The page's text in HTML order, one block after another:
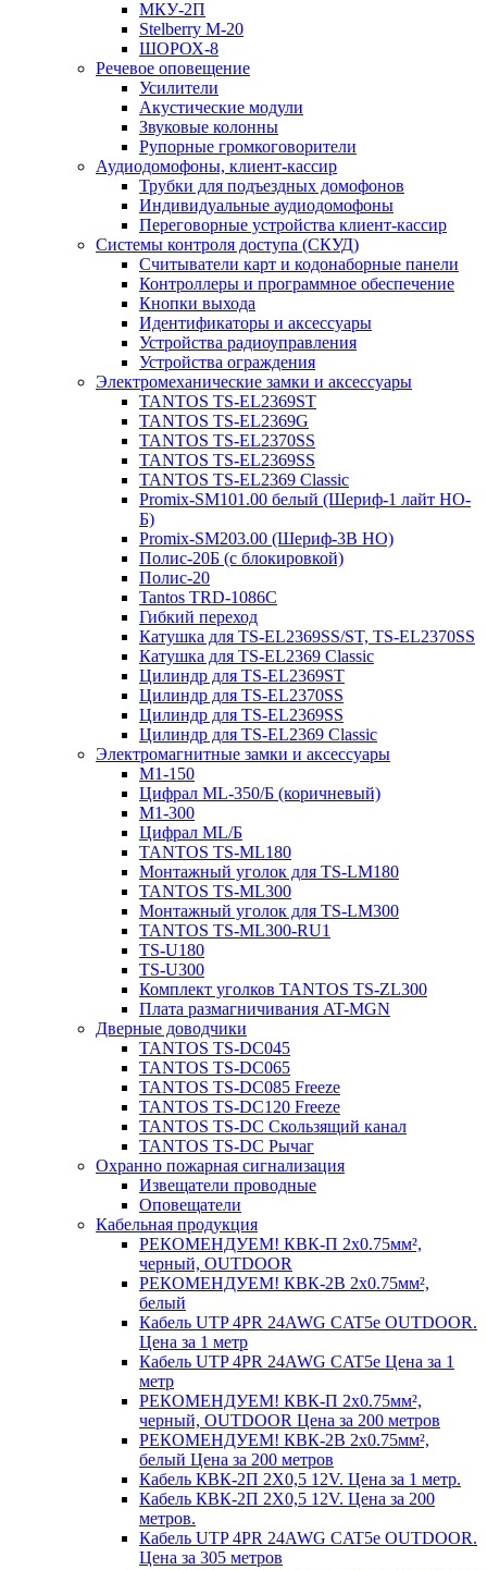
МКУ-2П
Stelberry M-20
ШОРОХ-8
Речевое оповещение
Усилители
Акустические модули
Звуковые колонны
Рупорные громкоговорители
Аудиодомофоны, клиент-кассир
Трубки для подъездных домофонов
Индивидуальные аудиодомофоны
Переговорные устройства клиент-кассир
Системы контроля доступа (СКУД)
Считыватели карт и кодонаборные панели
Контроллеры и программное обеспечение
Кнопки выхода
Идентификаторы и аксессуары
Устройства радиоуправления
Устройства ограждения
Электромеханические замки и аксессуары
TANTOS TS-EL2369ST
TANTOS TS-EL2369G
TANTOS TS-EL2370SS
TANTOS TS-EL2369SS
TANTOS TS-EL2369 Classic
Promix-SM101.00 белый (Шериф-1 лайт НО-
Б)
Promix-SM203.00 (Шериф-3В НО)
Полис-20Б (с блокировкой)
Полис-20
Tantos TRD-1086C
Гибкий переход
Катушка для TS-EL2369SS/ST, TS-EL2370SS
Катушка для TS-EL2369 Classic
Цилиндр для TS-EL2369ST
Цилиндр для TS-EL2370SS
Цилиндр для TS-EL2369SS
Цилиндр для TS-EL2369 Classic
Электромагнитные замки и аксессуары
М1-150
Цифрал ML-350/Б (коричневый)
М1-300
Цифрал ML/Б
TANTOS TS-ML180
Монтажный уголок для TS-LM180
TANTOS TS-ML300
Монтажный уголок для TS-LM300
TANTOS TS-ML300-RU1
TS-U180
TS-U300
Комплект уголков TANTOS TS-ZL300
Плата размагничивания AT-MGN
Дверные доводчики
TANTOS TS-DC045
TANTOS TS-DC065
TANTOS TS-DC085 Freeze
TANTOS TS-DC120 Freeze
TANTOS TS-DC Скользящий канал
TANTOS TS-DC Рычаг
Охранно пожарная сигнализация
Извещатели проводные
Оповещатели
Кабельная продукция
РЕКОМЕНДУЕМ! КВК-П 2х0.75мм²,
черный, OUTDOOR
РЕКОМЕНДУЕМ! КВК-2В 2х0.75мм²,
белый
Кабель UTP 4PR 24AWG CAT5e OUTDOOR.
Цена за 1 метр
Кабель UTP 4PR 24AWG CAT5e Цена за 1
метр
РЕКОМЕНДУЕМ! КВК-П 2х0.75мм²,
черный, OUTDOOR Цена за 200 метров
РЕКОМЕНДУЕМ! КВК-2В 2х0.75мм²,
белый Цена за 200 метров
Кабель КВК-2П 2Х0,5 12V. Цена за 1 метр.
Кабель КВК-2П 2Х0,5 12V. Цена за 200
метров.
Кабель UTP 4PR 24AWG CAT5e OUTDOOR.
Цена за 305 метров